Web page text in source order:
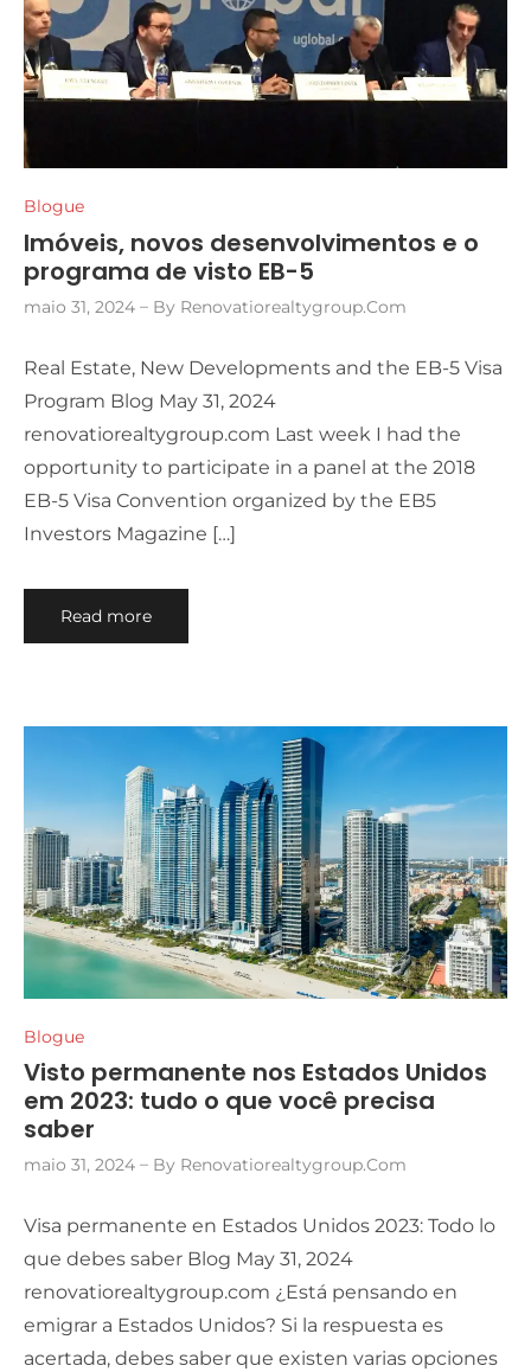
Blogue
Imóveis, novos desenvolvimentos e o
programa de visto EB-5
maio 31, 2024 By Renovatiorealtygroup.com
Real Estate, New Developments and the EB-5 Visa
Program Blog May 31, 2024
renovatiorealtygroup.com Last week I had the
opportunity to participate in a panel at the 2018
EB-5 Visa Convention organized by the EB5
Investors Magazine […]
Read more
Blogue
Visto permanente nos Estados Unidos
em 2023: tudo o que você precisa
saber
maio 31, 2024 By Renovatiorealtygroup.com
Visa permanente en Estados Unidos 2023: Todo lo
que debes saber Blog May 31, 2024
renovatiorealtygroup.com ¿Está pensando en
emigrar a Estados Unidos? Si la respuesta es
acertada, debes saber que existen varias opciones